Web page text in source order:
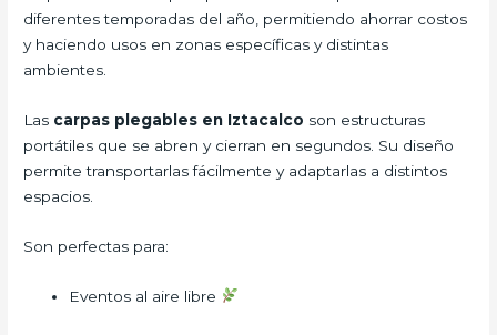
diferentes temporadas del año, permitiendo ahorrar costos
y haciendo usos en zonas específicas y distintas
ambientes.
Las carpas plegables en Iztacalco son estructuras
portátiles que se abren y cierran en segundos. Su diseño
permite transportarlas fácilmente y adaptarlas a distintos
espacios.
Son perfectas para:
Eventos al aire libre